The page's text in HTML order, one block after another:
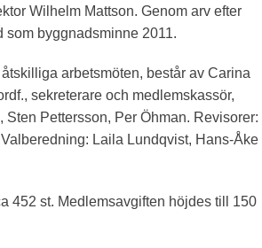
Wilhelm Mattson. Genom arv efter
som byggnadsminne 2011.
arbetsmöten, består av Carina
sekreterare och medlemskassör,
Pettersson, Per Öhman. Revisorer:
Laila Lundqvist, Hans-Åke
452 st. Medlemsavgiften höjdes till 150